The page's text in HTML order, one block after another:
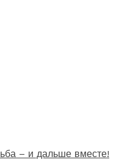
– и дальше вместе!